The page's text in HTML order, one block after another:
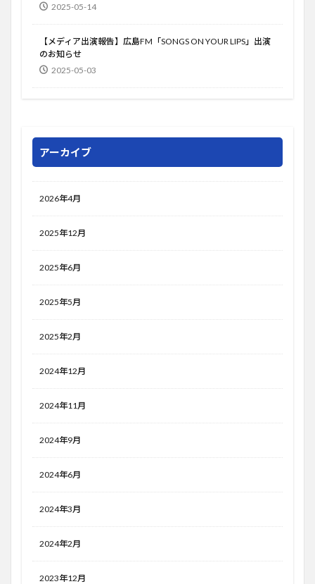
2025-05-14
【メディア出演報告】広島FM「SONGS ON YOUR LIPS」出演
のお知らせ
2025-05-03
アーカイブ
2026年4月
2025年12月
2025年6月
2025年5月
2025年2月
2024年12月
2024年11月
2024年9月
2024年6月
2024年3月
2024年2月
2023年12月